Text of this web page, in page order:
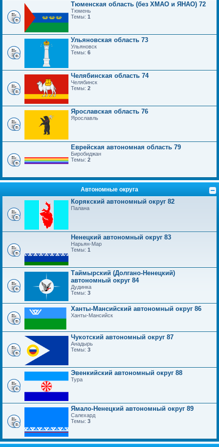
Тюменская область (без ХМАО и ЯНАО) 72
Тюмень
Темы: 1
Ульяновская область 73
Ульяновск
Темы: 6
Челябинская область 74
Челябинск
Темы: 2
Ярославская область 76
Ярославль
Еврейская автономная область 79
Биробиджан
Темы: 2
Автономные округа
Корякский автономный округ 82
Палана
Ненецкий автономный округ 83
Нарьян-Мар
Темы: 1
Таймырский (Долгано-Ненецкий)
автономный округ 84
Дудинка
Темы: 3
Ханты-Мансийский автономный округ 86
Ханты-Мансийск
Чукотский автономный округ 87
Анадырь
Темы: 3
Эвенкийский автономный округ 88
Тура
Ямало-Ненецкий автономный округ 89
Салехард
Темы: 3